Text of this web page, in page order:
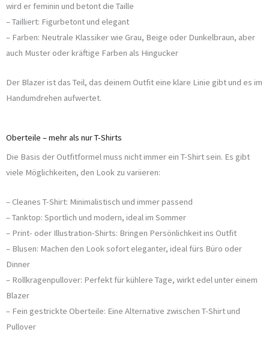
wird er feminin und betont die Taille
– Tailliert: Figurbetont und elegant
– Farben: Neutrale Klassiker wie Grau, Beige oder Dunkelbraun, aber
auch Muster oder kräftige Farben als Hingucker
Der Blazer ist das Teil, das deinem Outfit eine klare Linie gibt und es im
Handumdrehen aufwertet.
Oberteile – mehr als nur T-Shirts
Die Basis der Outfitformel muss nicht immer ein T-Shirt sein. Es gibt
viele Möglichkeiten, den Look zu variieren:
– Cleanes T-Shirt: Minimalistisch und immer passend
– Tanktop: Sportlich und modern, ideal im Sommer
– Print- oder Illustration-Shirts: Bringen Persönlichkeit ins Outfit
– Blusen: Machen den Look sofort eleganter, ideal fürs Büro oder
Dinner
– Rollkragenpullover: Perfekt für kühlere Tage, wirkt edel unter einem
Blazer
– Fein gestrickte Oberteile: Eine Alternative zwischen T-Shirt und
Pullover